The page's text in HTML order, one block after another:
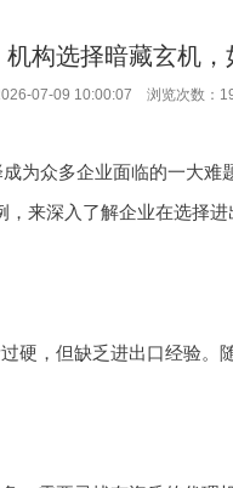
构选择暗藏玄机，
07-09 10:00:07 浏览次数：
为众多企业面临的一大
来深入了解企业在选择
硬，但缺乏进出口经验。